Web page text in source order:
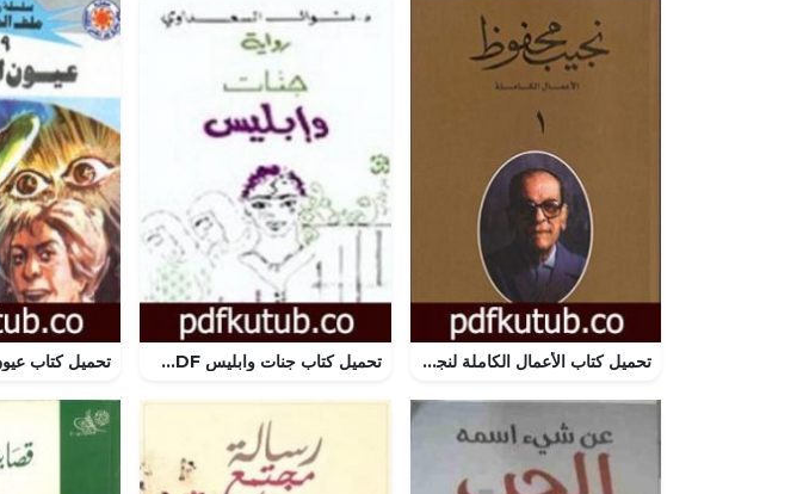
تحميل كتاب الأعمال الكاملة لنجيب محفوظ 1 PDF تأليف نجيب محفوظ مجانا [كامل] تحميل كتاب جنات وابليس PDF تأليف نوال السعداوي مجانا [كامل]